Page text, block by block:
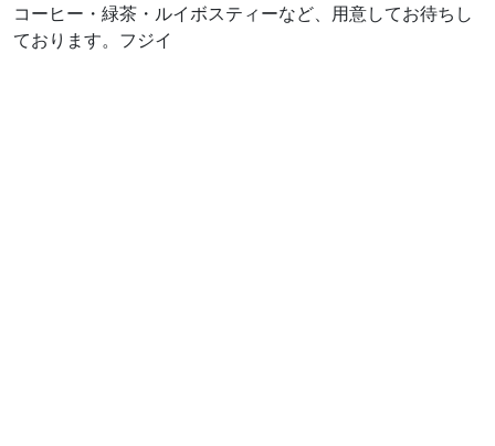
コーヒー・緑茶・ルイボスティーなど、用意してお待ちし
ております。フジイ